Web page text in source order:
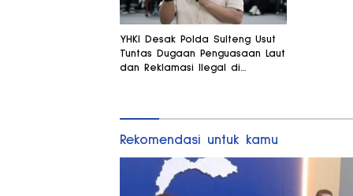
YHKI Desak Polda Sulteng Usut
Tuntas Dugaan Penguasaan Laut
dan Reklamasi Ilegal di
Rekomendasi untuk kamu